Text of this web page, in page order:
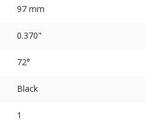
97 mm
0.370"
72°
Black
1